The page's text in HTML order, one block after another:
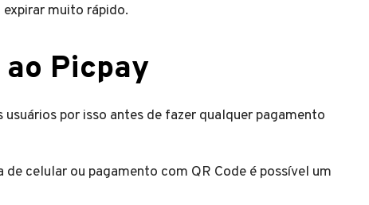
muito rápido.
Picpay
por isso antes de fazer qualquer pagamento
celular ou pagamento com QR Code é possível um